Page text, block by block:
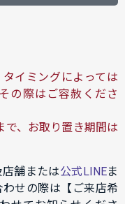
イミングによっては
の際はご容赦くださ
で、お取り置き期間は
舗または公式LINEま
せの際は【ご来店希